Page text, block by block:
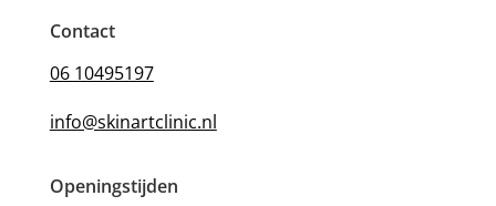
Contact
06 10495197
info@skinartclinic.nl
Openingstijden